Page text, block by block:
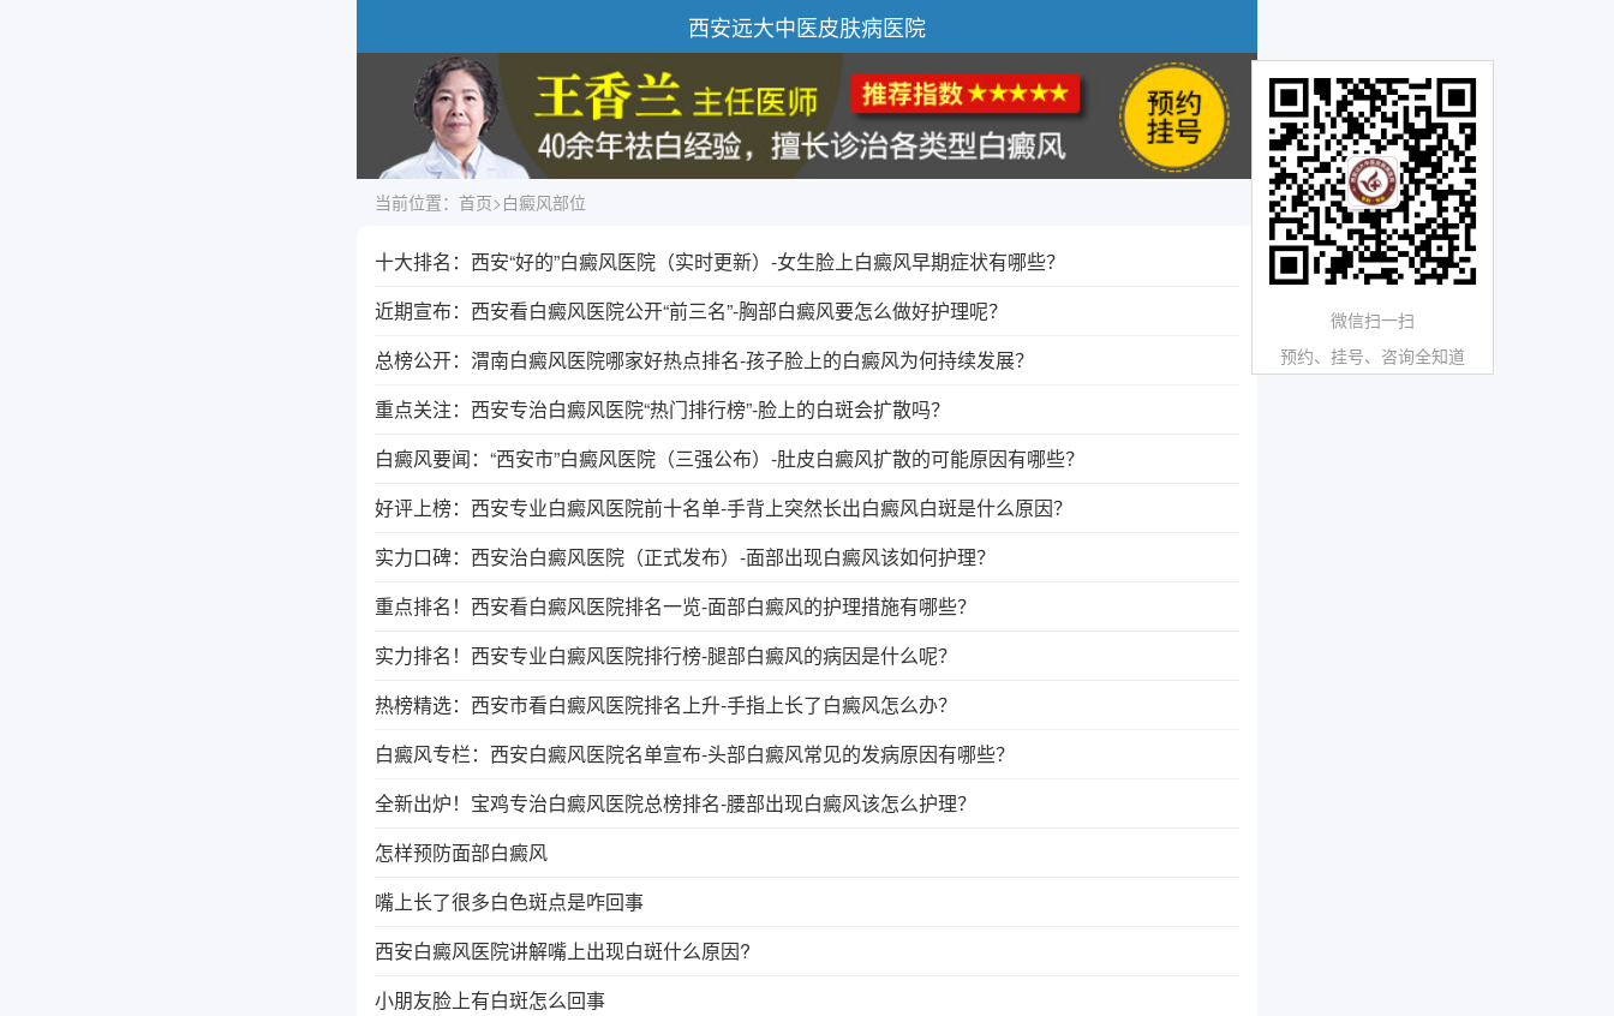
西安远大中医皮肤病医院
当前位置： 首页>白癜风部位
十大排名：西安“好的”白癜风医院（实时更新）-女生脸上白癜风早期症状有哪些？
近期宣布：西安看白癜风医院公开“前三名”-胸部白癜风要怎么做好护理呢？
总榜公开：渭南白癜风医院哪家好热点排名-孩子脸上的白癜风为何持续发展？
重点关注：西安专治白癜风医院“热门排行榜”-脸上的白斑会扩散吗？
白癜风要闻：“西安市”白癜风医院（三强公布）-肚皮白癜风扩散的可能原因有哪些？
好评上榜：西安专业白癜风医院前十名单-手背上突然长出白癜风白斑是什么原因？
实力口碑：西安治白癜风医院（正式发布）-面部出现白癜风该如何护理？
重点排名！西安看白癜风医院排名一览-面部白癜风的护理措施有哪些？
实力排名！西安专业白癜风医院排行榜-腿部白癜风的病因是什么呢？
热榜精选：西安市看白癜风医院排名上升-手指上长了白癜风怎么办？
白癜风专栏：西安白癜风医院名单宣布-头部白癜风常见的发病原因有哪些？
全新出炉！宝鸡专治白癜风医院总榜排名-腰部出现白癜风该怎么护理？
怎样预防面部白癜风
嘴上长了很多白色斑点是咋回事
西安白癜风医院讲解嘴上出现白斑什么原因?
小朋友脸上有白斑怎么回事
微信扫一扫
预约、挂号、咨询全知道